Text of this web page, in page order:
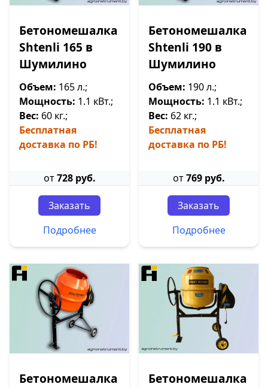
Бетономешалка
Shtenli 165 в
Шумилино
Объем: 165 л.;
Мощность: 1.1 кВт.;
Вес: 60 кг.;
Бесплатная
доставка по РБ!
от728 руб.
Заказать
Подробнее
Бетономешалка
Shtenli 190 в
Шумилино
Объем: 190 л.;
Мощность: 1.1 кВт.;
Вес: 62 кг.;
Бесплатная
доставка по РБ!
от769 руб.
Заказать
Подробнее
Бетономешалка Бетономешалка